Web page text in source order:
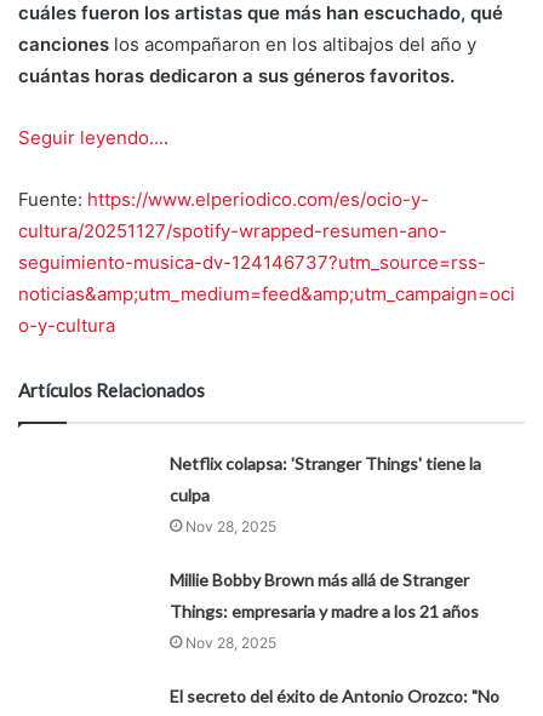
cuáles fueron los artistas que más han escuchado, qué
canciones los acompañaron en los altibajos del año y
cuántas horas dedicaron a sus géneros favoritos.
Seguir leyendo....
Fuente: https://www.elperiodico.com/es/ocio-y-
cultura/20251127/spotify-wrapped-resumen-ano-
seguimiento-musica-dv-124146737?utm_source=rss-
noticias&amp;utm_medium=feed&amp;utm_campaign=oci
o-y-cultura
Artículos Relacionados
Netflix colapsa: 'Stranger Things' tiene la
culpa
Nov 28, 2025
Millie Bobby Brown más allá de Stranger
Things: empresaria y madre a los 21 años
Nov 28, 2025
El secreto del éxito de Antonio Orozco: "No